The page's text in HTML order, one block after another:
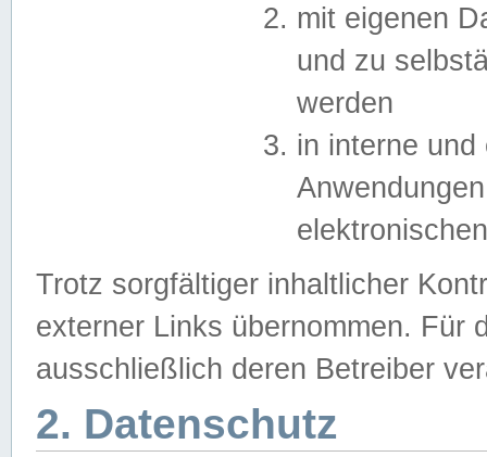
mit eigenen
und zu
werden
in interne
Trotz sorgfältiger inhaltlicher
externer Links übernommen. Für
ausschließlich deren Betreiber
2. Datenschutz